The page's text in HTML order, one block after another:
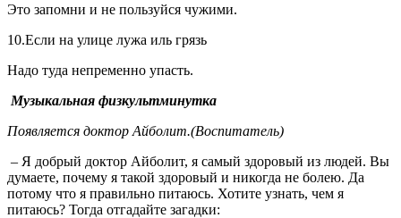
Это запомни и не пользуйся чужими.
10.Если на улице лужа иль грязь
Надо туда непременно упасть.
Музыкальная физкультминутка
Появляется доктор Айболит.(Воспитатель)
– Я добрый доктор Айболит, я самый здоровый из людей. Вы
думаете, почему я такой здоровый и никогда не болею. Да
потому что я правильно питаюсь. Хотите узнать, чем я
питаюсь? Тогда отгадайте загадки: